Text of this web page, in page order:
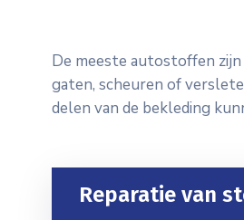
De meeste autostoffen
gaten, scheuren of
delen van de bekleding
Reparatie van